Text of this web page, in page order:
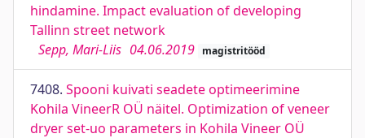
hindamine. Impact evaluation of developing
Tallinn street network
Sepp, Mari-Liis 04.06.2019 magistritööd
7408. Spooni kuivati seadete optimeerimine
Kohila VineerR OÜ näitel. Optimization of veneer
dryer set-uo parameters in Kohila Vineer OÜ